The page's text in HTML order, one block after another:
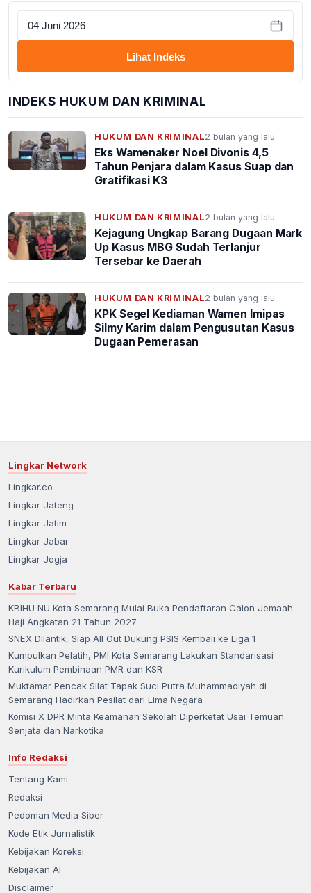
Lihat Indeks
INDEKS HUKUM DAN KRIMINAL
HUKUM DAN KRIMINAL2 bulan yang lalu
Eks Wamenaker Noel Divonis 4,5
Tahun Penjara dalam Kasus Suap dan
Gratifikasi K3
HUKUM DAN KRIMINAL2 bulan yang lalu
Kejagung Ungkap Barang Dugaan Mark
Up Kasus MBG Sudah Terlanjur
Tersebar ke Daerah
HUKUM DAN KRIMINAL2 bulan yang lalu
KPK Segel Kediaman Wamen Imipas
Silmy Karim dalam Pengusutan Kasus
Dugaan Pemerasan
Lingkar Network
Lingkar.co
Lingkar Jateng
Lingkar Jatim
Lingkar Jabar
Lingkar Jogja
Kabar Terbaru
KBIHU NU Kota Semarang Mulai Buka Pendaftaran Calon Jemaah
Haji Angkatan 21 Tahun 2027
SNEX Dilantik, Siap All Out Dukung PSIS Kembali ke Liga 1
Kumpulkan Pelatih, PMI Kota Semarang Lakukan Standarisasi
Kurikulum Pembinaan PMR dan KSR
Muktamar Pencak Silat Tapak Suci Putra Muhammadiyah di
Semarang Hadirkan Pesilat dari Lima Negara
Komisi X DPR Minta Keamanan Sekolah Diperketat Usai Temuan
Senjata dan Narkotika
Info Redaksi
Tentang Kami
Redaksi
Pedoman Media Siber
Kode Etik Jurnalistik
Kebijakan Koreksi
Kebijakan AI
Disclaimer